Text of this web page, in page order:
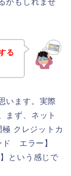
かもしれませ
る
います。実際
まず、ネット
クレジットカ
ド エラー】
という感じで